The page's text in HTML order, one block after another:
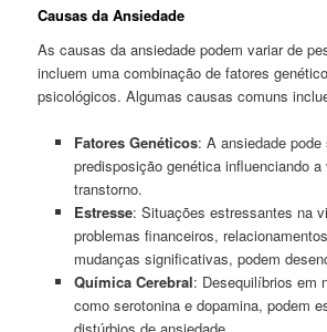
Causas da Ansiedade
As causas da ansiedade podem variar de
incluem uma combinação de fatores
psicológicos. Algumas causas comuns
Fatores Genéticos: A ansiedade
predisposição genética influenciando a
transtorno.
Estresse: Situações estressantes na
problemas financeiros,
mudanças significativas, podem
Química Cerebral: Desequilíbrios em
como serotonina e dopamina, podem